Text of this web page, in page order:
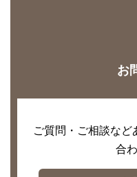
お
ご質問・ご相談な
合